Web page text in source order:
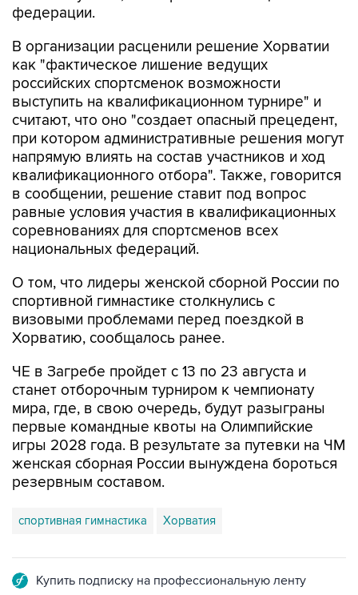
В организации расценили решение Хорватии
российских спортсменок возможности
выступить на квалификационном турнире" и
считают, что оно "создает опасный прецедент,
при котором административные решения могут
напрямую влиять на состав участников и ход
квалификационного отбора". Также, говорится
в сообщении, решение ставит под вопрос
равные условия участия в квалификационных
соревнованиях для спортсменов всех
национальных федераций.
О том, что лидеры женской сборной России по
визовыми проблемами перед поездкой в
Хорватию, сообщалось ранее.
ЧЕ в Загребе пройдет с 13 по 23 августа и
мира, где, в свою очередь, будут разыграны
первые командные квоты на Олимпийские
игры 2028 года. В результате за путевки на ЧМ
женская сборная России вынуждена бороться
резервным составом.
спортивная гимнастика Хорватия
Подписаться на рассылку главных новостей сайта